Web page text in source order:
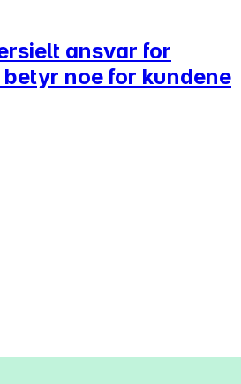
ansvar for
noe for kundene